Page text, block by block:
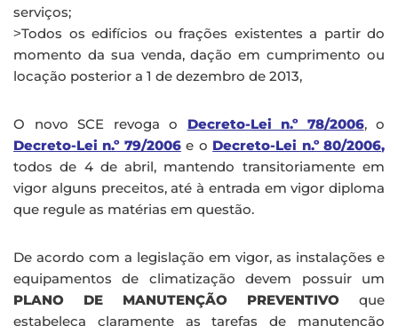
serviços;
˃Todos os edifícios ou frações existentes a partir do
momento da sua venda, dação em cumprimento ou
locação posterior a 1 de dezembro de 2013,
O novo SCE revoga o Decreto-Lei n.º 78/2006, o
Decreto-Lei n.º 79/2006e o Decreto-Lei n.º 80/2006,
todos de 4 de abril, mantendo transitoriamente em
vigor alguns preceitos, até à entrada em vigor diploma
que regule as matérias em questão.
De acordo com a legislação em vigor, as instalações e
equipamentos de climatização devem possuir um
PLANO DE MANUTENÇÃO PREVENTIVO que
estabeleça claramente as tarefas de manutenção